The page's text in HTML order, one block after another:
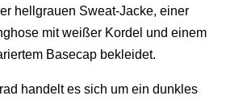
hellgrauen Sweat-Jacke, einer
mit weißer Kordel und einem
Basecap bekleidet.
handelt es sich um ein dunkles